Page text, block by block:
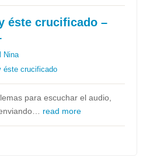
éste crucificado –
Nina
éste crucificado
para escuchar el audio,
read more